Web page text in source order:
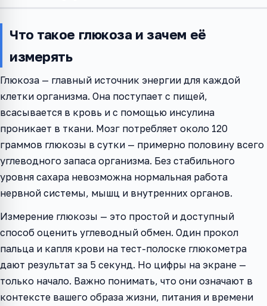
Что такое глюкоза и зачем её
измерять
Глюкоза — главный источник энергии для каждой
клетки организма. Она поступает с пищей,
всасывается в кровь и с помощью инсулина
проникает в ткани. Мозг потребляет около 120
граммов глюкозы в сутки — примерно половину всего
углеводного запаса организма. Без стабильного
уровня сахара невозможна нормальная работа
нервной системы, мышц и внутренних органов.
Измерение глюкозы — это простой и доступный
способ оценить углеводный обмен. Один прокол
пальца и капля крови на тест-полоске глюкометра
дают результат за 5 секунд. Но цифры на экране —
только начало. Важно понимать, что они означают в
контексте вашего образа жизни, питания и времени